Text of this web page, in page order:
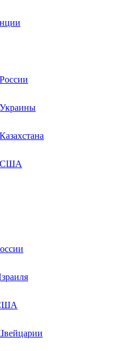
Украины
США